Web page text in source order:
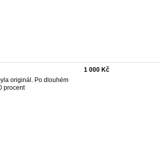
originál. Po dlouhém
procent
1 000 Kč